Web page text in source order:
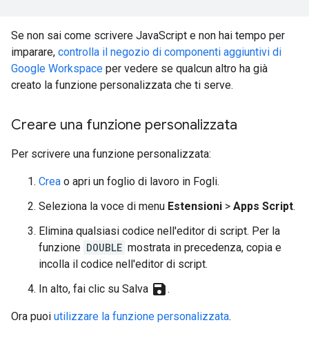
Se non sai come scrivere JavaScript e non hai tempo per
imparare, controlla il negozio di componenti aggiuntivi di
Google Workspace per vedere se qualcun altro ha già
creato la funzione personalizzata che ti serve.
Creare una funzione personalizzata
Per scrivere una funzione personalizzata:
Crea o apri un foglio di lavoro in Fogli.
Seleziona la voce di menu Estensioni > Apps Script.
Elimina qualsiasi codice nell'editor di script. Per la
funzione DOUBLE mostrata in precedenza, copia e
incolla il codice nell'editor di script.
In alto, fai clic su Salva save.
Ora puoi utilizzare la funzione personalizzata.